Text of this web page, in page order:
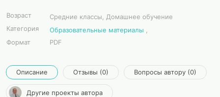
Возраст
Средние классы, Домашнее обучение
Категория
Образовательные материалы
Формат
PDF
Описание Отзывы (0) Вопросы автору (0)
Другие проекты автора